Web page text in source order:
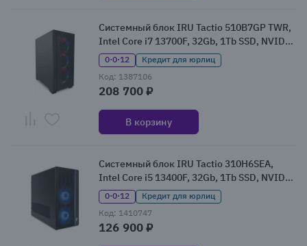
Системный блок IRU Tactio 510B7GP TWR,
Intel Core i7 13700F, 32Gb, 1Tb SSD, NVIDIA
GeForce RTX 5060Ti, W11Pro (2126630)
0·0·12
Кредит для юрлиц
Код: 1387106
208 700 ₽
В корзину
Системный блок IRU Tactio 310H6SEA,
Intel Core i5 13400F, 32Gb, 1Tb SSD, NVIDIA
GeForce RTX 5060, Без ОС (2121934)
0·0·12
Кредит для юрлиц
Код: 1410747
126 900 ₽